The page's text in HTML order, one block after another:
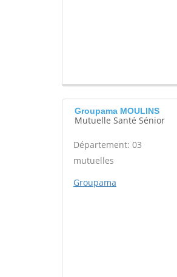
Groupama MOULINS
Mutuelle Santé Sénior
Département: 03
mutuelles
Groupama